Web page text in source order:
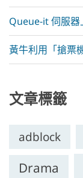
Queue-it 伺服器
黃牛利用「搶票
文章標籤
adblock
Drama